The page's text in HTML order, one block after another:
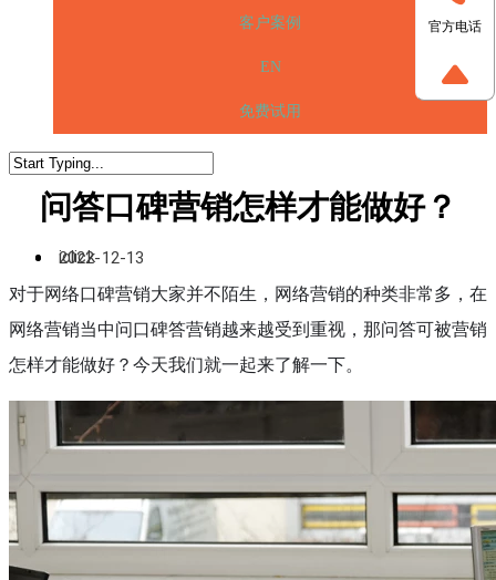
客户案例
EN
免费试用
问答口碑营销怎样才能做好？
iclick
2022-12-13
对于网络口碑营销大家并不陌生，网络营销的种类非常多，在
网络营销当中问口碑答营销越来越受到重视，那问答可被营销
怎样才能做好？今天我们就一起来了解一下。
官方电话